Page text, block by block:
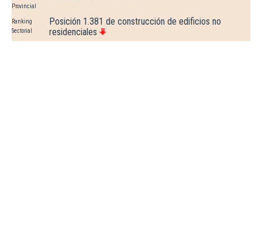
Provincial
Ranking
Sectorial
Posición 1.381 de construcción de edificios no
residenciales